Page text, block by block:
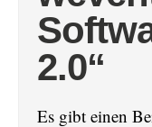
2.0“
Es gibt einen